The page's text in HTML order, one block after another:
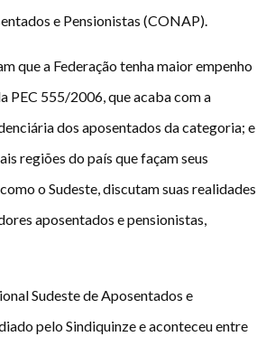
e Pensionistas (CONAP).
que a Federação tenha maior empenho
PEC 555/2006, que acaba com a
dos aposentados da categoria; e
regiões do país que façam seus
o Sudeste, discutam suas realidades
aposentados e pensionistas,
Sudeste de Aposentados e
pelo Sindiquinze e aconteceu entre